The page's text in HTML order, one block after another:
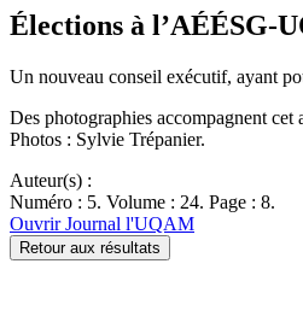
Élections à l’AÉÉSG-
Un nouveau conseil exécutif, ayant
Des photographies accompagnent
Photos : Sylvie Trépanier.
Auteur(s) :
Numéro : 5. Volume : 24. Page : 8.
Ouvrir Journal l'UQAM
Retour aux résultats